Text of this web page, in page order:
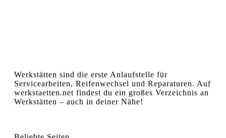
Werkstätten sind die erste Anlaufstelle für
Servicearbeiten, Reifenwechsel und Reparaturen. Auf
werkstaetten.net findest du ein großes Verzeichnis an
Werkstätten – auch in deiner Nähe!